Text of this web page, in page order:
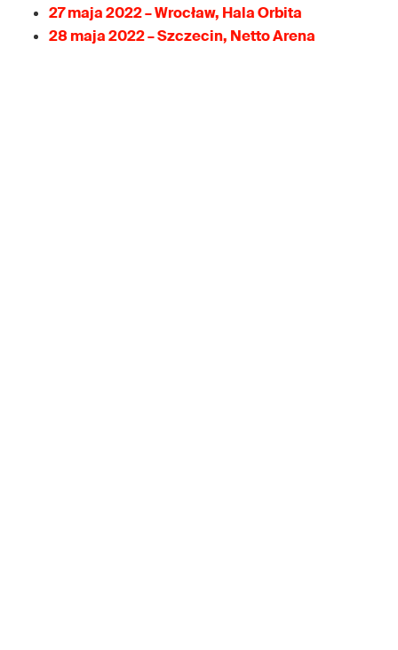
27 maja 2022 – Wrocław, Hala Orbita
28 maja 2022 – Szczecin, Netto Arena